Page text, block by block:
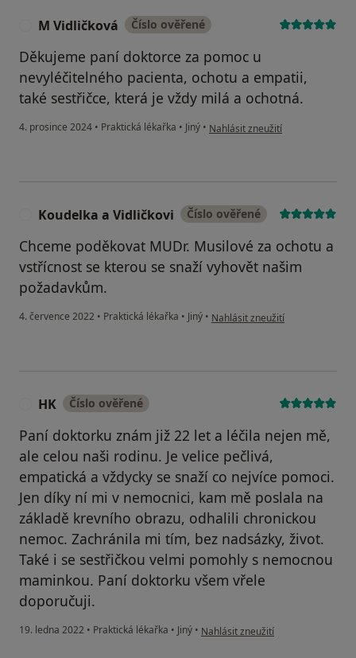
M Vidličková Číslo ověřené
Děkujeme paní doktorce za pomoc u
nevyléčitelného pacienta, ochotu a empatii,
také sestřičce, která je vždy milá a ochotná.
4. prosince 2024 • Praktická lékařka • Jiný • podle názoru uživatele M
Nahlásit zneužití
Koudelka a Vidličkovi Číslo ověřené
Chceme poděkovat MUDr. Musilové za ochotu a
vstřícnost se kterou se snaží vyhovět našim
požadavkům.
4. července 2022 • Praktická lékařka • Jiný • podle názoru uživatele
Nahlásit zneužití
HK Číslo ověřené
Paní doktorku znám již 22 let a léčila nejen mě,
ale celou naši rodinu. Je velice pečlivá,
empatická a vždycky se snaží co nejvíce pomoci.
Jen díky ní mi v nemocnici, kam mě poslala na
základě krevního obrazu, odhalili chronickou
nemoc. Zachránila mi tím, bez nadsázky, život.
Také i se sestřičkou velmi pomohly s nemocnou
maminkou. Paní doktorku všem vřele
doporučuji.
19. ledna 2022 • Praktická lékařka • Jiný • podle názoru uživatele HK
Nahlásit zneužití